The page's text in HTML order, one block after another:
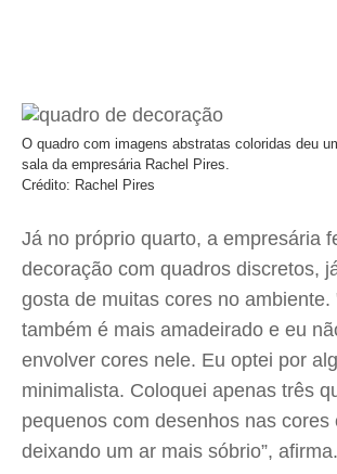
O quadro com imagens abstratas coloridas deu
sala da empresária Rachel Pires.
Crédito: Rachel Pires
Já no próprio quarto, a empresária
decoração com quadros discretos,
gosta de muitas cores no ambiente.
também é mais amadeirado e eu
envolver cores nele. Eu optei por
minimalista. Coloquei apenas três
pequenos com desenhos nas cores
deixando um ar mais sóbrio”, afirma.